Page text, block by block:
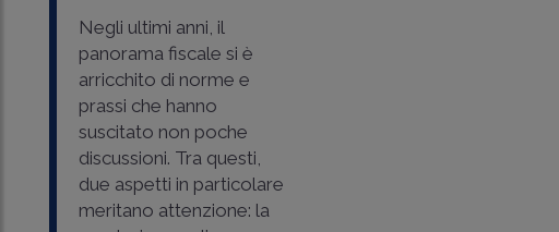
Negli ultimi anni, il
panorama fiscale si è
arricchito di norme e
prassi che hanno
suscitato non poche
discussioni. Tra questi,
due aspetti in particolare
meritano attenzione: la